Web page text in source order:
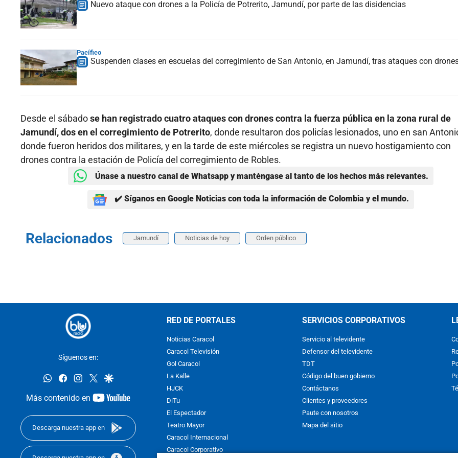
Nuevo ataque con drones a la Policía de Potrerito, Jamundí, por parte de las disidencias
Pacífico
Suspenden clases en escuelas del corregimiento de San Antonio, en Jamundí, tras ataques con
Desde el sábadose han registrado cuatro ataques con drones contra la fuerza pública en la zona rural de
Jamundí, dos en el corregimiento de Potrerito, donde resultaron dos policías lesionados, uno en san
donde fueron heridos dos militares, y en la tarde de este miércoles se registra un nuevo hostigamiento con
drones contra la estación de Policía del corregimiento de Robles.
Únase a nuestro canal de Whatsapp y manténgase al tanto de los hechos más relevantes.
✔️ Síganos en Google Noticias con toda la información de Colombia y el mundo.
Relacionados Jamundí Noticias de hoy Orden público
Síguenos en:
whatsappfacebookinstagram
twittergoogle
Más contenido en
youtube-
Descarga nuestra app en
RED DE PORTALES
Noticias Caracol
Caracol Televisión
Gol Caracol
La Kalle
HJCK
DiTu
El Espectador
Teatro Mayor
Caracol Internacional
Caracol Corporativo
SERVICIOS CORPORATIVOS
Servicio al televidente
Defensor del televidente
TDT
Código del buen gobierno
Contáctanos
Clientes y proveedores
Paute con nosotros
Mapa del sitio